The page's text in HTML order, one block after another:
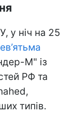
у ніч на 25
М" із
РФ та
типів.